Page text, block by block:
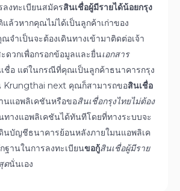
งทะเบียนสมัครสินเชื่อผู้มีรายได้น้อยกรุง
แล้วหากคุณไม่ได้เป็นลูกค้าเก่าของ
จำเป็นจะต้องเดินทางเข้ามาติดต่อเจ้า
วกเพื่อกรอกข้อมูลและยื่นเอกสาร
ชื่อ แต่ในกรณีที่คุณเป็นลูกค้าธนาคารกรุง
Krungthai next คุณก็สามารถขอสินเชื่อ
นแอพลิเคชันหรือขอสินเชื่อกรุงไทยไม่ต้อง
ทางแอพลิเคชันได้ทันทีโดยที่ทางระบบจะ
นบัญชีธนาคารย้อนหลังภายใมนแอพลิเค
านในการลงทะเบียนขอกู้สินเชื่อผู้มีราย
ดนั่นเอง